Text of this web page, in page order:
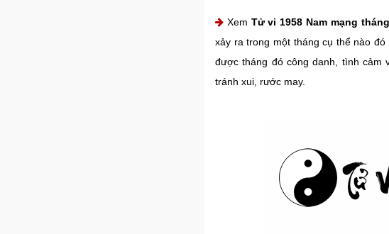
Xem Tử vi 1958 Nam mạng
xảy ra trong một tháng cụ thể nào
được tháng đó công danh, tình cảm
tránh xui, rước may.